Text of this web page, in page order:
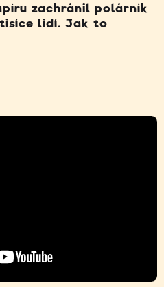
zachránil polárník
lidí. Jak to